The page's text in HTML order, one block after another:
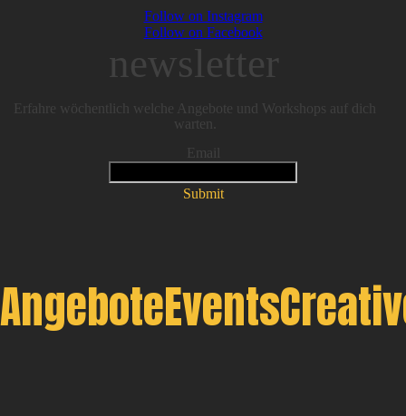
Follow on Instagram
Follow on Facebook
newsletter
Erfahre wöchentlich welche Angebote und Workshops auf dich
warten.
Email
Submit
AngeboteEvents